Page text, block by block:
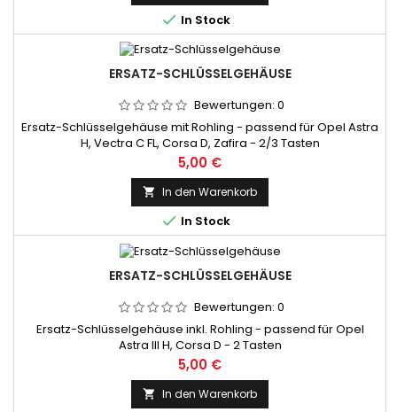
 In Stock
ERSATZ-SCHLÜSSELGEHÄUSE
Bewertungen: 0
Ersatz-Schlüsselgehäuse mit Rohling - passend für Opel Astra
H, Vectra C FL, Corsa D, Zafira - 2/3 Tasten
Preis
5,00 €
 In den Warenkorb
 In Stock
ERSATZ-SCHLÜSSELGEHÄUSE
Bewertungen: 0
Ersatz-Schlüsselgehäuse inkl. Rohling - passend für Opel
Astra III H, Corsa D - 2 Tasten
Preis
5,00 €
 In den Warenkorb